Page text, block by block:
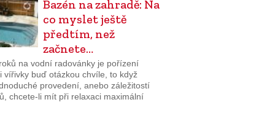
Bazén na zahradě: Na
co myslet ještě
předtím, než
začnete…
na vodní radovánky je pořízení
vířivky buď otázkou chvíle, to když
provedení, anebo záležitostí
chcete-li mít při relaxaci maximální